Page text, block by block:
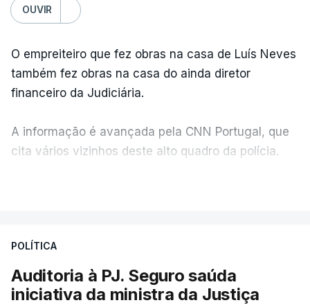
OUVIR
O empreiteiro que fez obras na casa de Luís Neves
também fez obras na casa do ainda diretor
financeiro da Judiciária.
A informação é avançada pela CNN Portugal, que
cita vários vizinhos deste alto quadro da polícia.
apreendido numa operação de droga.
POLÍTICA
Auditoria à PJ. Seguro saúda
iniciativa da ministra da Justiça